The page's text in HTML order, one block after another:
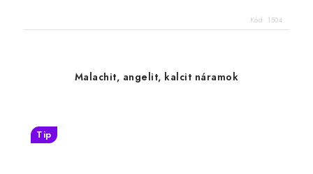
Kód: 1504
Malachit, angelit, kalcit náramok
Tip